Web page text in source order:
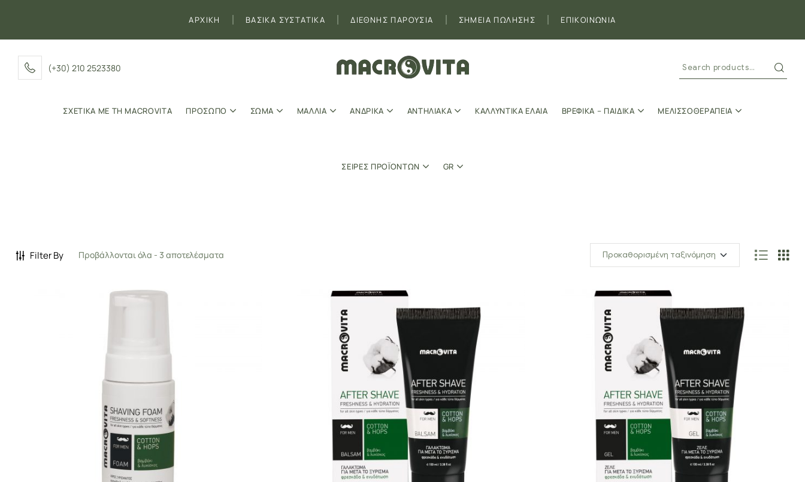
ΑΡΧΙΚΗ ΒΑΣΙΚΑ ΣΥΣΤΑΤΙΚΑ ΔΙΕΘΝΗΣ ΠΑΡΟΥΣΙΑ ΣΗΜΕΙΑ ΠΩΛΗΣΗΣ ΕΠΙΚΟΙΝΩΝΙΑ
(+30) 210 2523380
ΣΧΕΤΙΚΑ ΜΕ ΤΗ MACROVITA ΠΡΟΣΩΠΟ ΣΩΜΑ ΜΑΛΛΙΑ ΑΝΔΡΙΚΑ ΑΝΤΗΛΙΑΚΑ ΚΑΛΛΥΝΤΙΚΑ ΕΛΑΙΑ ΒΡΕΦΙΚΑ – ΠΑΙΔΙΚΑ ΜΕΛΙΣΣΟΘΕΡΑΠΕΙΑ
ΣΕΙΡΕΣ ΠΡΟΪΟΝΤΩΝ GR
Filter By Προβάλλονται όλα - 3 αποτελέσματα